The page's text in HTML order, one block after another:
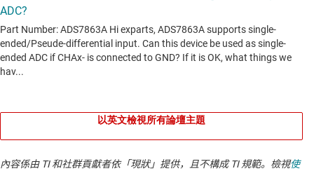
以英文檢視所有論壇主題
內容係由 TI 和社群貢獻者依「現狀」提供，且不構成 TI 規範。檢視使